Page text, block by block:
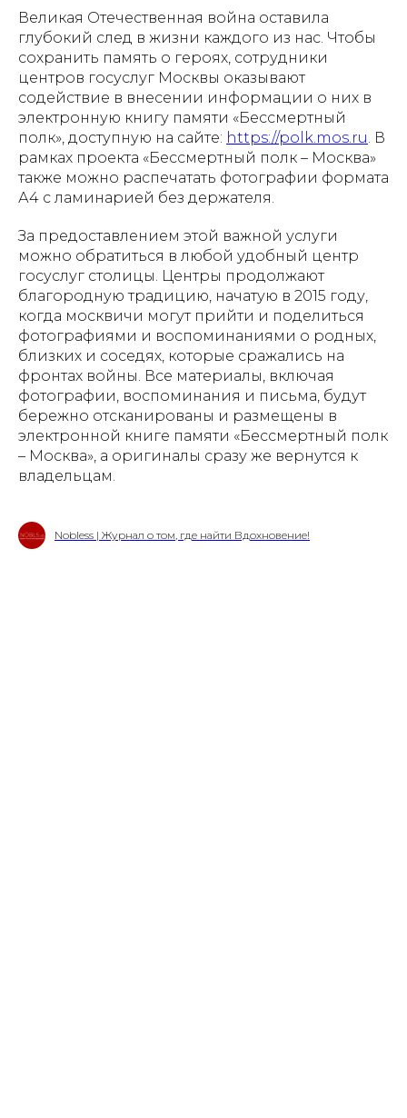
Великая Отечественная война оставила
глубокий след в жизни каждого из нас. Чтобы
сохранить память о героях, сотрудники
центров госуслуг Москвы оказывают
содействие в внесении информации о них в
электронную книгу памяти «Бессмертный
полк», доступную на сайте: https://polk.mos.ru . В
рамках проекта «Бессмертный полк – Москва»
также можно распечатать фотографии формата
А4 с ламинарией без держателя.
За предоставлением этой важной услуги
можно обратиться в любой удобный центр
госуслуг столицы. Центры продолжают
благородную традицию, начатую в 2015 году,
когда москвичи могут прийти и поделиться
фотографиями и воспоминаниями о родных,
близких и соседях, которые сражались на
фронтах войны. Все материалы, включая
фотографии, воспоминания и письма, будут
бережно отсканированы и размещены в
электронной книге памяти «Бессмертный полк
– Москва», а оригиналы сразу же вернутся к
владельцам.
Nobless | Журнал о том, где найти Вдохновение!